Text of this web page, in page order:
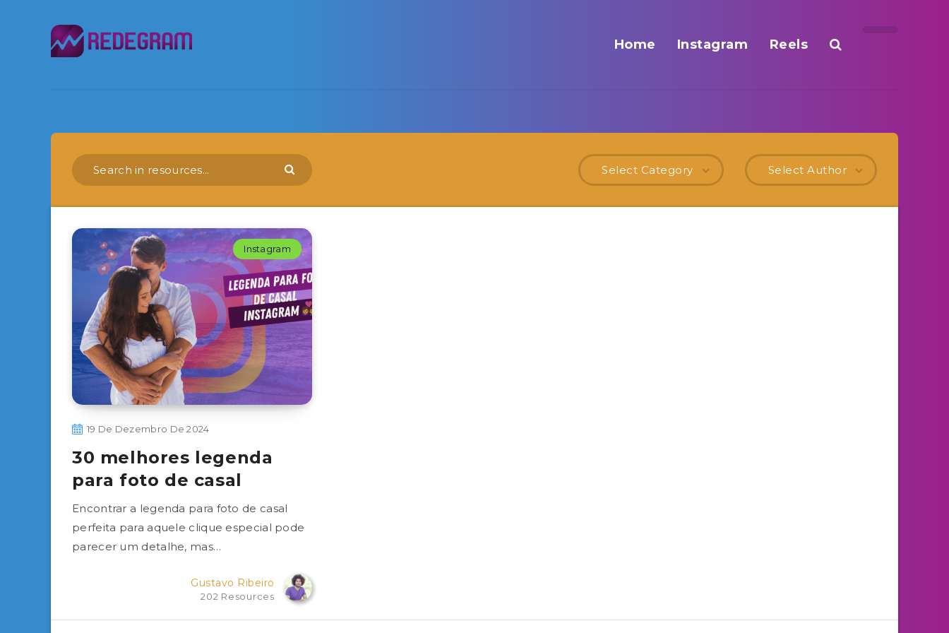
Home Instagram Reels
Select Author
Select Category
Instagram
19 De Dezembro De 2024
30 melhores legenda
para foto de casal
Encontrar a legenda para foto de casal
perfeita para aquele clique especial pode
parecer um detalhe, mas…
Gustavo Ribeiro
202 Resources